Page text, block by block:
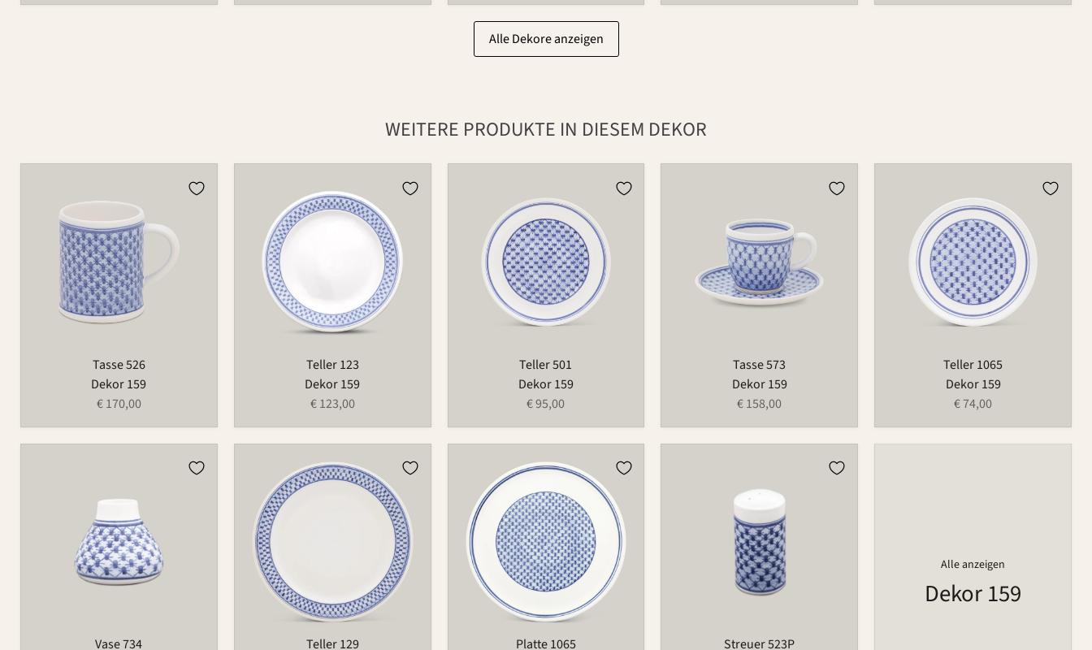
Alle Dekore anzeigen
WEITERE PRODUKTE IN DIESEM DEKOR
Tasse 526
Dekor 159
€ 170,00
Teller 123
Dekor 159
€ 123,00
Teller 501
Dekor 159
€ 95,00
Tasse 573
Dekor 159
€ 158,00
Teller 1065
Dekor 159
€ 74,00
Vase 734
Teller 129
Platte 1065
Streuer 523P
Alle anzeigen
Dekor 159